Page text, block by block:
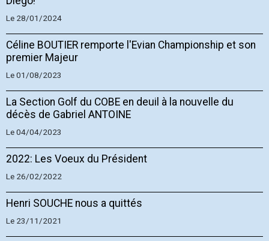
Le 28/01/2024
Céline BOUTIER remporte l'Evian Championship et son
premier Majeur
Le 01/08/2023
La Section Golf du COBE en deuil à la nouvelle du
décès de Gabriel ANTOINE
Le 04/04/2023
2022: Les Voeux du Président
Le 26/02/2022
Henri SOUCHE nous a quittés
Le 23/11/2021